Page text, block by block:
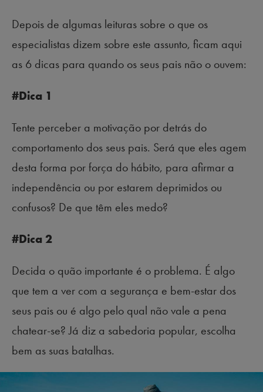
Depois de algumas leituras sobre o que os
especialistas dizem sobre este assunto, ficam aqui
as 6 dicas para quando os seus pais não o ouvem:
#Dica 1
Tente perceber a motivação por detrás do
comportamento dos seus pais. Será que eles agem
desta forma por força do hábito, para afirmar a
independência ou por estarem deprimidos ou
confusos? De que têm eles medo?
#Dica 2
Decida o quão importante é o problema. É algo
que tem a ver com a segurança e bem-estar dos
seus pais ou é algo pelo qual não vale a pena
chatear-se? Já diz a sabedoria popular, escolha
bem as suas batalhas.